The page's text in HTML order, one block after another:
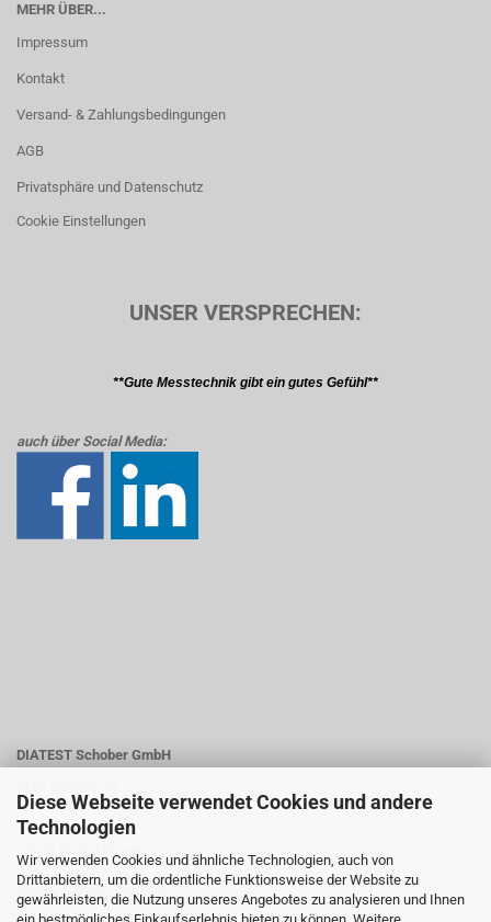
Diese Webseite verwendet Cookies und andere
Technologien
Wir verwenden Cookies und ähnliche Technologien, auch von
Drittanbietern, um die ordentliche Funktionsweise der Website zu
gewährleisten, die Nutzung unseres Angebotes zu analysieren und Ihnen
MEHR ÜBER...
Impressum
Kontakt
Versand- & Zahlungsbedingungen
AGB
Privatsphäre und Datenschutz
Cookie Einstellungen
UNSER VERSPRECHEN:
**Gute Messtechnik gibt ein gutes Gefühl**
auch über Social Media:
DIATEST Schober GmbH
72649 Wolfschlugen
Telefon +07022 73845-0